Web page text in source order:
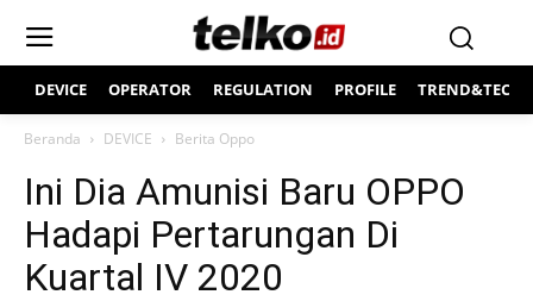
DEVICE OPERATOR REGULATION PROFILE
Beranda DEVICE Berita Oppo
Ini Dia Amunisi Baru OPPO
Hadapi Pertarungan Di
Kuartal IV 2020